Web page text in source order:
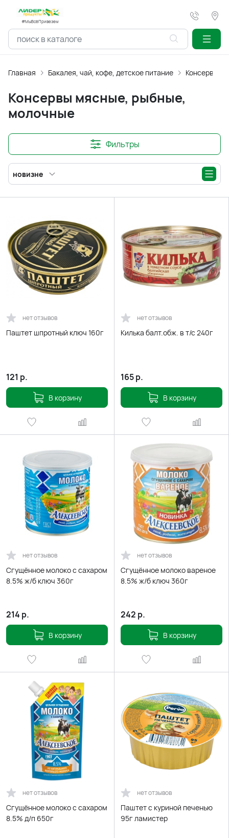
#МыВсёПривезем
Главная Бакалея, чай, кофе, детское питание Консервы
Консервы мясные, рыбные,
молочные
Фильтры
новизне
нет отзывов
Паштет шпротный ключ 160г
121 р.
В корзину
нет отзывов
Килька балт.обж. в т/с 240г
165р.
В корзину
нет отзывов
Сгущённое молоко с сахаром
8.5% ж/б ключ 360г
214 р.
В корзину
нет отзывов
Сгущённое молоко вареное
8.5% ж/б ключ 360г
242 р.
В корзину
нет отзывов
Сгущённое молоко с сахаром
8.5% д/п 650г
нет отзывов
Паштет с куриной печенью
95г ламистер